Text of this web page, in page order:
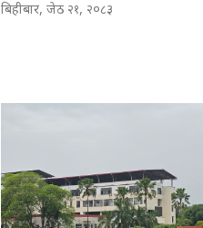
बिहीबार, जेठ २१, २०८३